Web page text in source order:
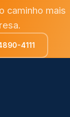
caminho mais
4111